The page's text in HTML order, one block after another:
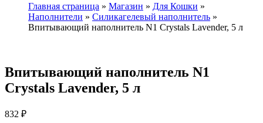
Главная страница » Магазин » Для Кошки »
Наполнители » Силикагелевый наполнитель »
Впитывающий наполнитель N1 Crystals Lavender, 5 л
Впитывающий наполнитель N1
Crystals Lavender, 5 л
832 ₽